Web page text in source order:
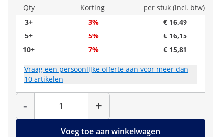
Qty
Korting
per stuk (incl. btw)
3+
3%
€ 16,49
5+
5%
€ 16,15
10+
7% € 15,81
Vraag een persoonlijke offerte aan voor meer dan
10 artikelen
-
Hoeveelheid
+
Voeg toe aan winkelwagen